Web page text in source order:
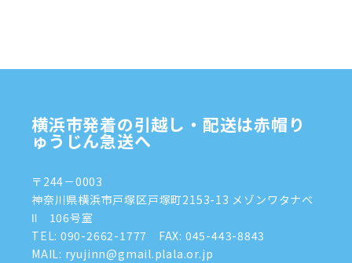
横浜市発着の引越し・配送は赤帽り
ゅうじん急送へ
〒244－0003
神奈川県横浜市戸塚区戸塚町2153-13 メゾンワタナベ
Ⅱ 106号室
TEL: 090-2662-1777
FAX: 045-443-8843
MAIL: ryujinn@gmail.plala.or.jp